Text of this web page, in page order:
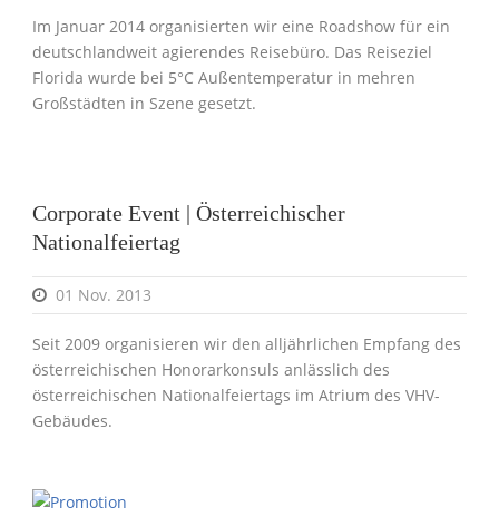
Im Januar 2014 organisierten wir eine Roadshow für ein
deutschlandweit agierendes Reisebüro. Das Reiseziel
Florida wurde bei 5°C Außentemperatur in mehren
Großstädten in Szene gesetzt.
Corporate Event | Österreichischer
Nationalfeiertag
01 Nov. 2013
Seit 2009 organisieren wir den alljährlichen Empfang des
österreichischen Honorarkonsuls anlässlich des
österreichischen Nationalfeiertags im Atrium des VHV-
Gebäudes.